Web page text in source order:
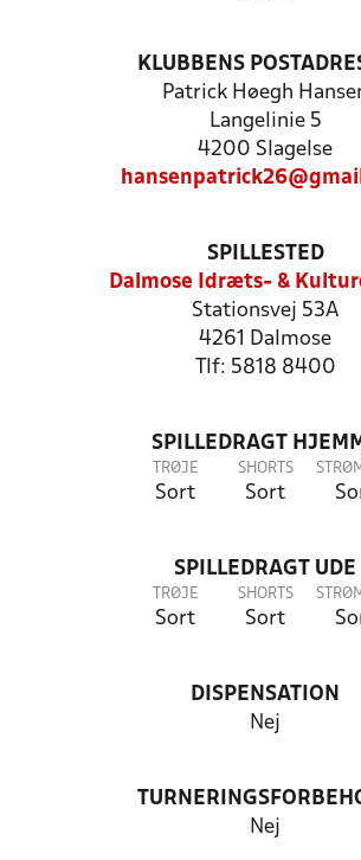
KLUBBENS
Patrick Høegh
Langelinie 5
4200 Slagelse
SPILLESTED
Dalmose Idræts- &
Stationsvej 53A
4261 Dalmose
Tlf: 5818 8400
SPILLEDRAGT
TRØJE
Sort
SHORTS
Sort
SPILLEDRAGT UDE
TRØJE
Sort
SHORTS
Sort
DISPENSATION
Nej
Nej